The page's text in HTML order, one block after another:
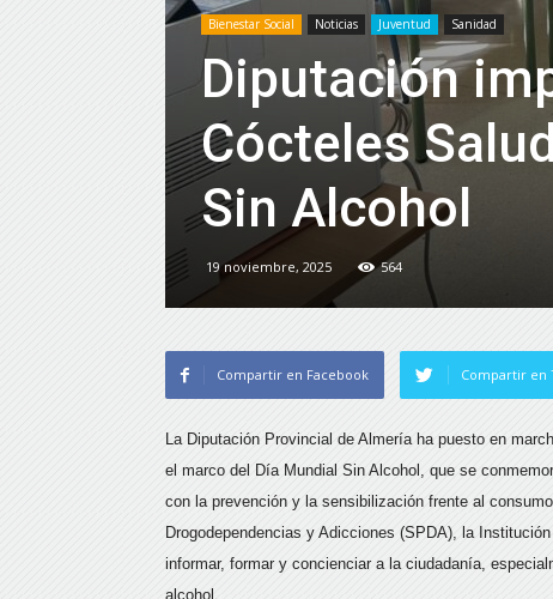
Bienestar Social Noticias Juventud Sanidad
Diputación
Cócteles
Sin Alcohol
19 noviembre, 2025 564
Compartir en Facebook Compartir en
La Diputación Provincial de Almería ha puesto en
el marco del Día Mundial Sin Alcohol, que se
con la prevención y la sensibilización frente al
Drogodependencias y Adicciones (SPDA), la
informar, formar y concienciar a la ciudadanía,
alcohol.